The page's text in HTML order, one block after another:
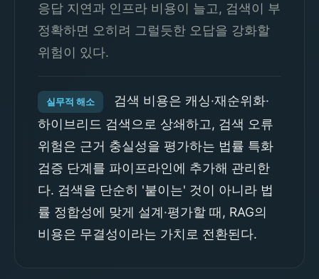
응답 지연과 인프라 비용이 늘고, 검색이 부
정확하면 오히려 그럴듯한 오답을 강화할
위험이 있다.
실무적 해소
검색 비용은 캐싱·재순위화·
하이브리드 검색으로 상쇄하고, 검색 오류
위험은 근거 충실성을 평가하는 법률 특화
검증 단계를 파이프라인에 추가해 관리한
다. 검색을 단순히 '붙이는' 것이 아니라 법
률 정합성에 맞게 설계·평가할 때, RAG의
비용은 무결성이라는 가치로 전환된다.